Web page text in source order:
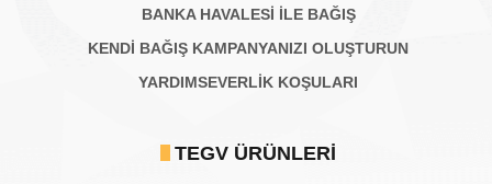
BANKA HAVALESİ İLE BAĞIŞ
KENDİ BAĞIŞ KAMPANYANIZI OLUŞTURUN
YARDIMSEVERLİK KOŞULARI
TEGV ÜRÜNLERI